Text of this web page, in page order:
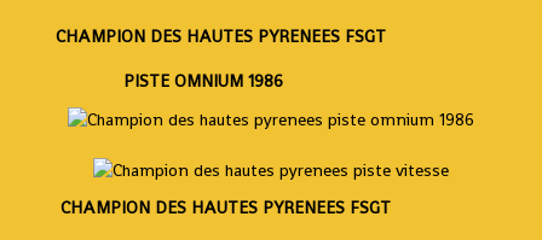
CHAMPION DES HAUTES PYRENEES FSGT
PISTE OMNIUM 1986
CHAMPION DES HAUTES PYRENEES FSGT